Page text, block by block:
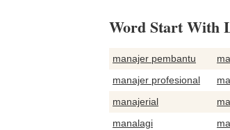
Word Start With
manajer pembantu
manajer profesional
manajerial
manalagi